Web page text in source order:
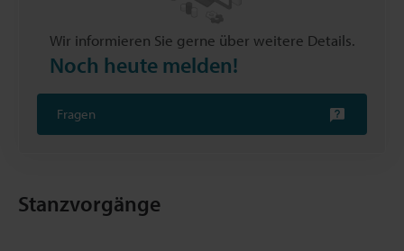
Wir informieren Sie gerne über weitere Details.
Noch heute melden!
Fragen
Stanzvorgänge